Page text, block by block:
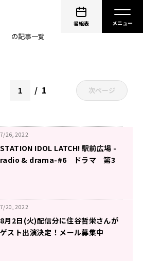
番組表
IDOL LATCH!
の記事一覧
1 次ページ
7/26, 2022
STATION IDOL LATCH! 駅前広場 -
radio & drama-#6 ドラマ 第3
7/20, 2022
8月2日(火)配信分に住谷哲栄さんが
ゲスト出演決定！メール募集中